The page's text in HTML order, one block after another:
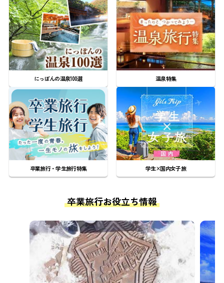
にっぽんの温泉100選 温泉特集
卒業旅行・学生旅行特集 学生×国内女子旅
卒業旅行お役立ち情報